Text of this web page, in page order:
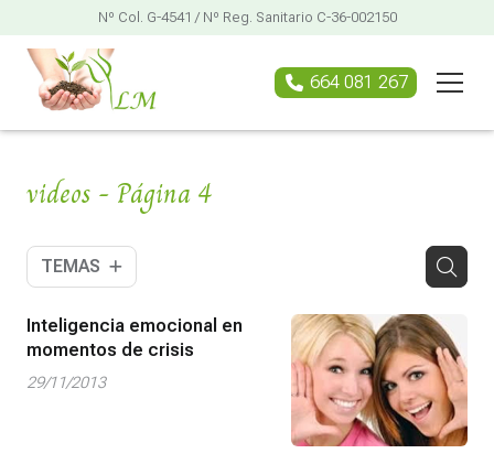
Nº Col. G-4541 / Nº Reg. Sanitario C-36-002150
664 081 267
videos - Página 4
TEMAS
Inteligencia emocional en
momentos de crisis
29/11/2013